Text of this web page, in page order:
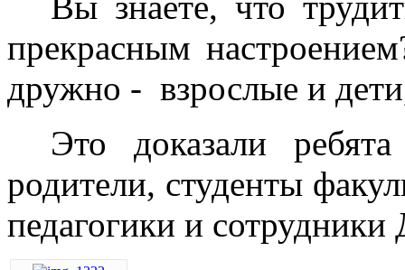
прекрасным
дружно - взрослые и
Это доказали
родители, студенты
педагогики и